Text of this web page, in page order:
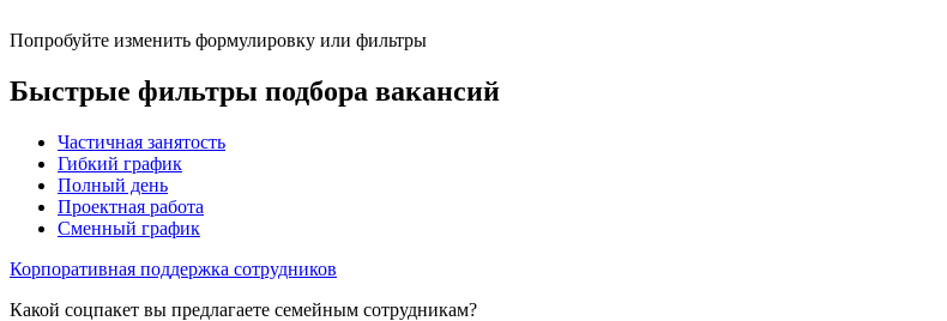
Попробуйте изменить формулировку или фильтры
Быстрые фильтры подбора вакансий
Частичная занятость
Гибкий график
Полный день
Проектная работа
Сменный график
Корпоративная поддержка сотрудников
Какой соцпакет вы предлагаете семейным сотрудникам?